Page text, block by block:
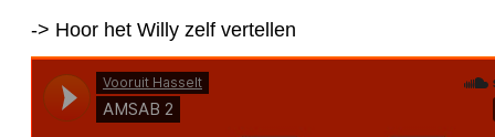
-> Hoor het Willy zelf vertellen